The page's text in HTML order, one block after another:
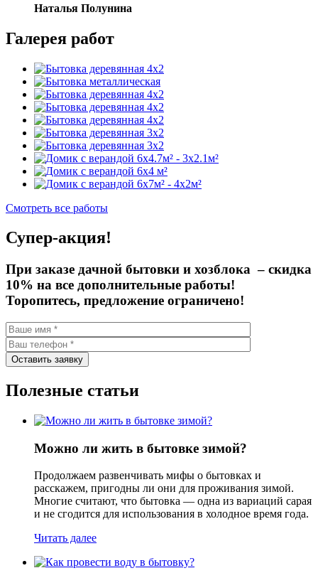
Наталья Полунина
Галерея работ
Смотреть все работы
Супер-акция!
При заказе дачной бытовки и хозблока – скидка
10% на все дополнительные работы!
Торопитесь, предложение ограничено!
Полезные статьи
Можно ли жить в бытовке зимой?
Продолжаем развенчивать мифы о бытовках и
расскажем, пригодны ли они для проживания зимой.
Многие считают, что бытовка — одна из вариаций сарая
и не сгодится для использования в холодное время года.
Читать далее